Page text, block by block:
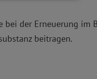
bei der Erneuerung im
beitragen.